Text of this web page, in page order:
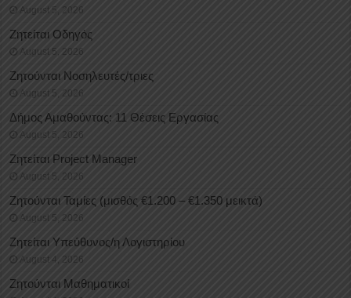
August 5, 2026
Ζητείται Οδηγός
August 5, 2026
Ζητούνται Νοσηλευτές/τριες
August 5, 2026
Δήμος Αμαθούντας: 11 Θέσεις Εργασίας
August 5, 2026
Ζητείται Project Manager
August 5, 2026
Ζητούνται Ταμίες (μισθός €1.200 – €1.350 μεικτά)
August 5, 2026
Ζητείται Υπεύθυνος/η Λογιστηρίου
August 4, 2026
Ζητούνται Μαθηματικοί